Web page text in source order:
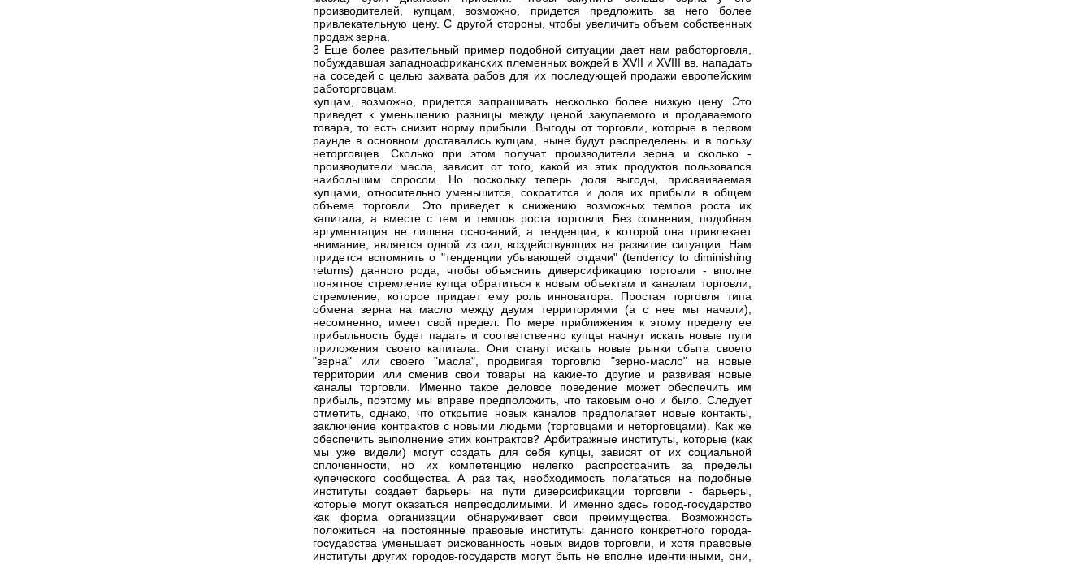
производителей, купцам, возможно, придется предложить за него более
привлекательную цену. С другой стороны, чтобы увеличить объем собственных
продаж зерна,
3 Еще более разительный пример подобной ситуации дает нам работорговля,
побуждавшая западноафриканских племенных вождей в XVII и XVIII вв. нападать
на соседей с целью захвата рабов для их последующей продажи европейским
работорговцам.
купцам, возможно, придется запрашивать несколько более низкую цену. Это
приведет к уменьшению разницы между ценой закупаемого и продаваемого
товара, то есть снизит норму прибыли. Выгоды от торговли, которые в первом
раунде в основном доставались купцам, ныне будут распределены и в пользу
неторговцев. Сколько при этом получат производители зерна и сколько -
производители масла, зависит от того, какой из этих продуктов пользовался
наибольшим спросом. Но поскольку теперь доля выгоды, присваиваемая
купцами, относительно уменьшится, сократится и доля их прибыли в общем
объеме торговли. Это приведет к снижению возможных темпов роста их
капитала, а вместе с тем и темпов роста торговли. Без сомнения, подобная
аргументация не лишена оснований, а тенденция, к которой она привлекает
внимание, является одной из сил, воздействующих на развитие ситуации. Нам
придется вспомнить о "тенденции убывающей отдачи" (tendency to diminishing
returns) данного рода, чтобы объяснить диверсификацию торговли - вполне
понятное стремление купца обратиться к новым объектам и каналам торговли,
стремление, которое придает ему роль инноватора. Простая торговля типа
обмена зерна на масло между двумя территориями (а с нее мы начали),
несомненно, имеет свой предел. По мере приближения к этому пределу ее
прибыльность будет падать и соответственно купцы начнут искать новые пути
приложения своего капитала. Они станут искать новые рынки сбыта своего
"зерна" или своего "масла", продвигая торговлю "зерно-масло" на новые
территории или сменив свои товары на какие-то другие и развивая новые
каналы торговли. Именно такое деловое поведение может обеспечить им
прибыль, поэтому мы вправе предположить, что таковым оно и было. Следует
отметить, однако, что открытие новых каналов предполагает новые контакты,
заключение контрактов с новыми людьми (торговцами и неторговцами). Как же
обеспечить выполнение этих контрактов? Арбитражные институты, которые (как
мы уже видели) могут создать для себя купцы, зависят от их социальной
сплоченности, но их компетенцию нелегко распространить за пределы
купеческого сообщества. А раз так, необходимость полагаться на подобные
институты создает барьеры на пути диверсификации торговли - барьеры,
которые могут оказаться непреодолимыми. И именно здесь город-государство
как форма организации обнаруживает свои преимущества. Возможность
положиться на постоянные правовые институты данного конкретного города-
государства уменьшает рискованность новых видов торговли, и хотя правовые
институты других городов-государств могут быть не вполне идентичными, они,